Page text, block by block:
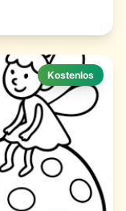
Kostenlos